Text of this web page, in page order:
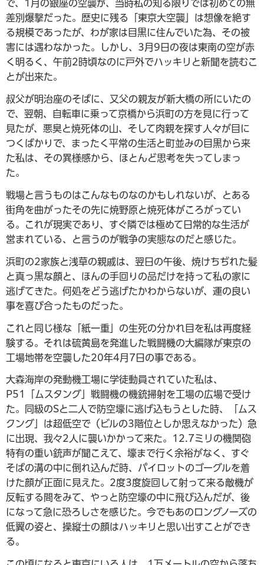
で、1月の銀座の空襲が、当時私の知る限りでは初めての無
差別爆撃だった。歴史に残る「東京大空襲」は想像を絶す
る規模であったが、わが家は目黒に住んでいた為、その被
害には遇わなかった。しかし、3月9日の夜は東南の空が赤
く明るく、午前2時頃なのに戸外でハッキリと新聞を読むこ
とが出来た。
叔父が明治座のそばに、又父の親友が新大橋の所にいたの
で、翌朝、自転車に乗って京橋から浜町の方を見に行って
見たが、悪臭と焼死体の山、そして肉親を探す人々が目に
つくばかりで、まったく平常の生活と町並みの目黒から来
た私は、その異様感から、ほとんど思考を失ってしまっ
た。
戦場と言うものはこんなものなのかもしれないが、とある
街角を曲がったその先に焼野原と焼死体がころがってい
る。これが現実であり、すぐ隣では極めて日常的な生活が
営まれている、と言うのが戦争の実態なのだと感じた。
浜町の2家族と浅草の親戚は、翌日の午後、焼けちぢれた髪
と真っ黒な顔と、ほんの手回りの品だけを持って私の家に
逃げてきた。何処をどう逃げたかわからないが、運の良い
事を喜び合ったものだった。
これと同じ様な「紙一重」の生死の分かれ目を私は再度経
験する。それは硫黄島を発進した戦闘機の大編隊が東京の
工場地帯を空襲した20年4月7日の事である。
大森海岸の発動機工場に学徒動員されていた私は、
P51「ムスタング」戦闘機の機銃掃射を工場の広場で受け
た。同級のSと二人で防空壕に逃げ込もうとした時、「ムス
クング」は超低空で（ビルの3階位としか思えなかった）急
に出現、我々2人に襲いかかって来た。12.7ミリの機関砲
特有の重い銃声が聞こえて、壕まで行く余裕がなく、すぐ
そばの溝の中に倒れ込んだ時、パイロットのゴーグルを着
けた顔が正面に見えた。2度3度旋回して射って来る敵機が
反転する間をみて、やっと防空壕の中に飛び込んだが、後
になって急に恐ろしさを感じた。今でもあのロングノーズの
低翼の姿と、操縦士の顔はハッキリと思い出すことができ
る。